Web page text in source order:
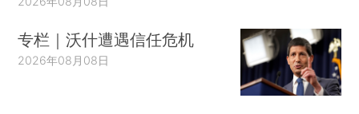
专栏｜沃什遭遇信任危机
2026年08月08日